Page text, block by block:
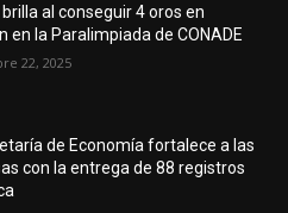
al conseguir 4 oros en
en la Paralimpiada de CONADE
22, 2025
de Economía fortalece a las
con la entrega de 88 registros